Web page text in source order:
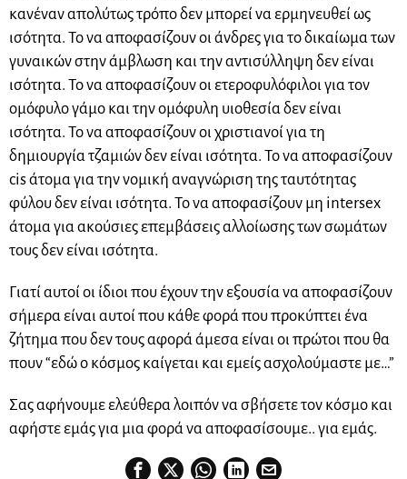
κανέναν απολύτως τρόπο δεν μπορεί να ερμηνευθεί ως
ισότητα. Το να αποφασίζουν οι άνδρες για το δικαίωμα των
γυναικών στην άμβλωση και την αντισύλληψη δεν είναι
ισότητα. Το να αποφασίζουν οι ετεροφυλόφιλοι για τον
ομόφυλο γάμο και την ομόφυλη υιοθεσία δεν είναι
ισότητα. Το να αποφασίζουν οι χριστιανοί για τη
δημιουργία τζαμιών δεν είναι ισότητα. Το να αποφασίζουν
cis άτομα για την νομική αναγνώριση της ταυτότητας
φύλου δεν είναι ισότητα. Το να αποφασίζουν μη intersex
άτομα για ακούσιες επεμβάσεις αλλοίωσης των σωμάτων
τους δεν είναι ισότητα.
Γιατί αυτοί οι ίδιοι που έχουν την εξουσία να αποφασίζουν
σήμερα είναι αυτοί που κάθε φορά που προκύπτει ένα
ζήτημα που δεν τους αφορά άμεσα είναι οι πρώτοι που θα
πουν “εδώ ο κόσμος καίγεται και εμείς ασχολούμαστε με…”
Σας αφήνουμε ελεύθερα λοιπόν να σβήσετε τον κόσμο και
αφήστε εμάς για μια φορά να αποφασίσουμε.. για εμάς.